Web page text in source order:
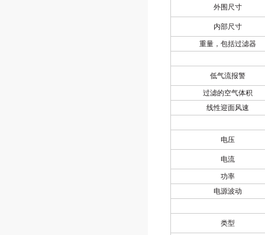
外围尺寸
内部尺寸
重量，包括过滤器
低气流报警
过滤的空气体积
线性迎面风速
电压
电流
功率
电源波动
类型